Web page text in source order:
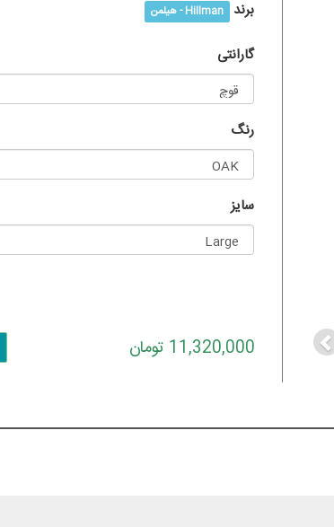
برند Hillman - هیلمن
گارانتی
رنگ
سایز
11,320,000 تومان